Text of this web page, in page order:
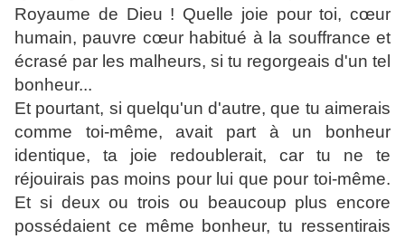
Royaume de Dieu ! Quelle joie pour toi, cœur
humain, pauvre cœur habitué à la souffrance et
écrasé par les malheurs, si tu regorgeais d'un tel
bonheur...
Et pourtant, si quelqu'un d'autre, que tu aimerais
comme toi-même, avait part à un bonheur
identique, ta joie redoublerait, car tu ne te
réjouirais pas moins pour lui que pour toi-même.
Et si deux ou trois ou beaucoup plus encore
possédaient ce même bonheur, tu ressentirais